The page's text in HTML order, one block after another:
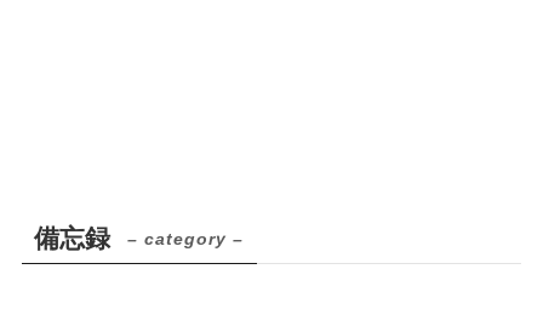
備忘録 – category –